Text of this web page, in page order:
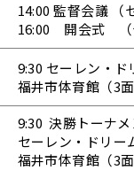
14:00 監督会議 （
16:00 開会式 （
9:30 セーレン・
福井市体育館（3
9:30 決勝トーナ
セーレン・ドリー
福井市体育館（3